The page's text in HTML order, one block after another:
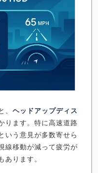
ヘッドアップディス
ります。特に高速道路
いう意見が多数寄せら
線移動が減って疲労が
ります。